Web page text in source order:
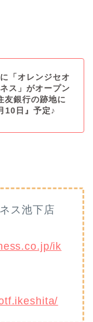
「オレンジセオ
ス」がオープン
友銀行の跡地に
10日』予定♪
ス池下店
ik